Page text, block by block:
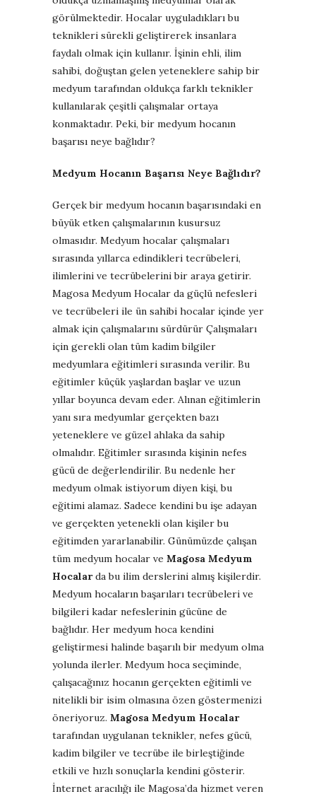
görülmektedir. Hocalar uyguladıkları bu
teknikleri sürekli geliştirerek insanlara
faydalı olmak için kullanır. İşinin ehli, ilim
sahibi, doğuştan gelen yeteneklere sahip bir
medyum tarafından oldukça farklı teknikler
kullanılarak çeşitli çalışmalar ortaya
konmaktadır. Peki, bir medyum hocanın
başarısı neye bağlıdır?
Medyum Hocanın Başarısı Neye Bağlıdır?
Gerçek bir medyum hocanın başarısındaki en
büyük etken çalışmalarının kusursuz
olmasıdır. Medyum hocalar çalışmaları
sırasında yıllarca edindikleri tecrübeleri,
ilimlerini ve tecrübelerini bir araya getirir.
Magosa Medyum Hocalar da güçlü nefesleri
ve tecrübeleri ile ün sahibi hocalar içinde yer
almak için çalışmalarını sürdürür Çalışmaları
için gerekli olan tüm kadim bilgiler
medyumlara eğitimleri sırasında verilir. Bu
eğitimler küçük yaşlardan başlar ve uzun
yıllar boyunca devam eder. Alınan eğitimlerin
yanı sıra medyumlar gerçekten bazı
yeteneklere ve güzel ahlaka da sahip
olmalıdır. Eğitimler sırasında kişinin nefes
gücü de değerlendirilir. Bu nedenle her
medyum olmak istiyorum diyen kişi, bu
eğitimi alamaz. Sadece kendini bu işe adayan
ve gerçekten yetenekli olan kişiler bu
eğitimden yararlanabilir. Günümüzde çalışan
tüm medyum hocalar ve Magosa Medyum
Hocalarda bu ilim derslerini almış kişilerdir.
Medyum hocaların başarıları tecrübeleri ve
bilgileri kadar nefeslerinin gücüne de
bağlıdır. Her medyum hoca kendini
geliştirmesi halinde başarılı bir medyum olma
yolunda ilerler. Medyum hoca seçiminde,
çalışacağınız hocanın gerçekten eğitimli ve
nitelikli bir isim olmasına özen göstermenizi
öneriyoruz. Magosa Medyum Hocalar
tarafından uygulanan teknikler, nefes gücü,
kadim bilgiler ve tecrübe ile birleştiğinde
etkili ve hızlı sonuçlarla kendini gösterir.
İnternet aracılığı ile Magosa’da hizmet veren